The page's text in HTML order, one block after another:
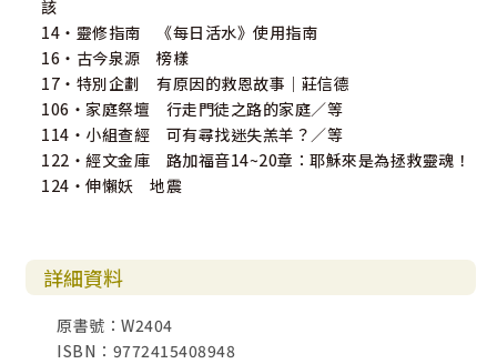
該
14・靈修指南 《每日活水》使用指南
16・古今泉源 榜樣
17・特別企劃 有原因的救恩故事｜莊信德
106・家庭祭壇 行走門徒之路的家庭／等
114・小組查經 可有尋找迷失羔羊？／等
122・經文金庫 路加福音14~20章：耶穌來是為拯救靈魂！
124・伸懶妖 地震
詳細資料
原書號：W2404
ISBN：9772415408948